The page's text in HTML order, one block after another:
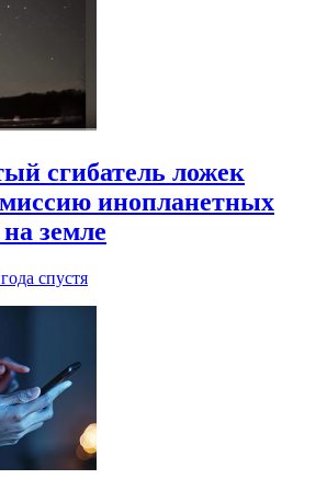
сгибатель ложек
инопланетных
земле
спустя